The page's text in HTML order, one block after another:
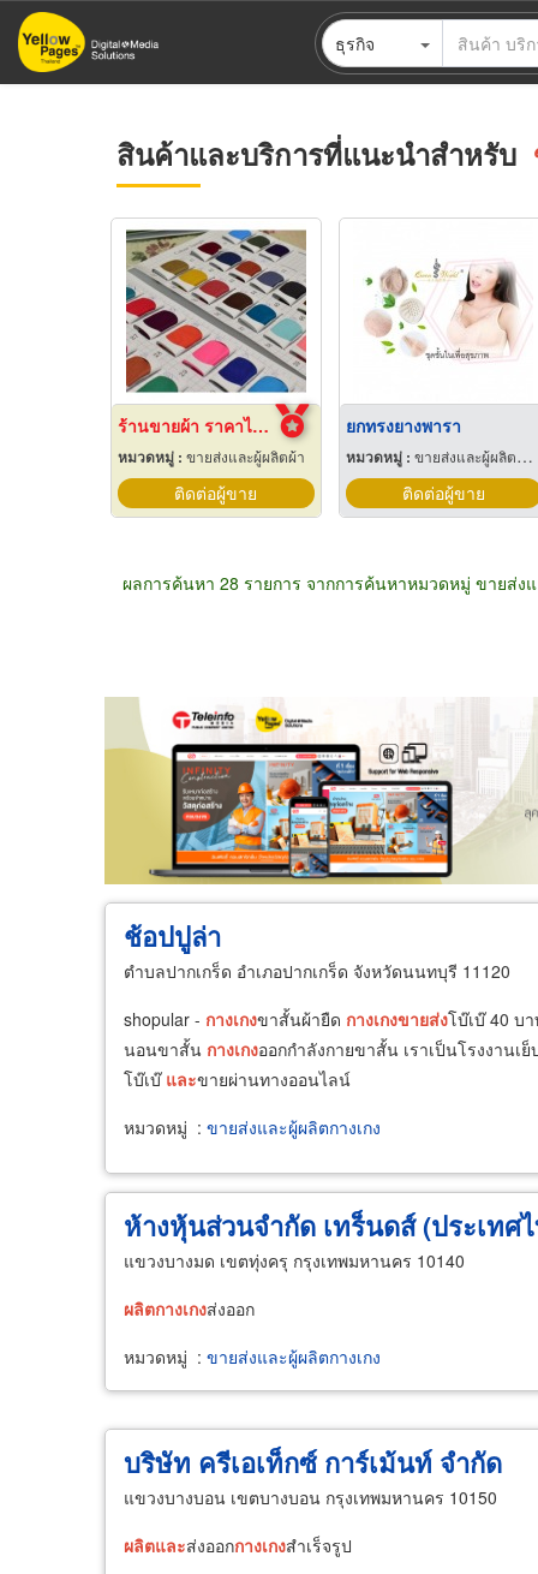
ข้าม
ไป
ธุรกิจ
สินค้าและบริการที่แนะนำสำหรับ
ร้านขายผ้า ราคาไม่แพง
หมวดหมู่ : ขายส่งและผู้ผลิตผ้า
ติดต่อผู้ขาย
ยกทรงยางพารา
หมวดหมู่ : ขายส่งและผู้ผลิตที่นอน
ติดต่อผู้ขาย
ผลการค้นหา 28 รายการ จากการค้นหาหมวดหมู่ ขายส่งแ
ขายส่ง ขายปลีก ผู้ผลิต ตัวแทนจัดจำ
ช้อปปูล่า
ตำบลปากเกร็ด อำเภอปากเกร็ด จังหวัดนนทบุรี 11120
shopular - กางเกงขาสั้นผ้ายืด กางเกงขายส่งโบ๊เบ๊ 40 บ
นอนขาสั้น กางเกงออกกำลังกายขาสั้น เราเป็นโรงงานเ
โบ๊เบ๊ และขายผ่านทางออนไลน์
หมวดหมู่ : ขายส่งและผู้ผลิตกางเกง
ห้างหุ้นส่วนจำกัด เทร็นดส์ (ประเทศ
แขวงบางมด เขตทุ่งครุ กรุงเทพมหานคร 10140
ผลิตกางเกงส่งออก
หมวดหมู่ : ขายส่งและผู้ผลิตกางเกง
บริษัท ครีเอเท็กซ์ การ์เม้นท์ จำกัด
แขวงบางบอน เขตบางบอน กรุงเทพมหานคร 10150
ผลิตและส่งออกกางเกงสำเร็จรูป